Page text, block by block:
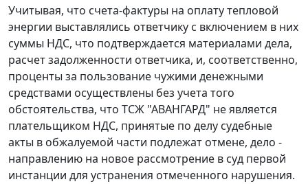
Учитывая, что счета-фактуры на оплату тепловой
энергии выставлялись ответчику с включением в них
суммы НДС, что подтверждается материалами дела,
расчет задолженности ответчика, и, соответственно,
проценты за пользование чужими денежными
средствами осуществлены без учета того
обстоятельства, что ТСЖ "АВАНГАРД" не является
плательщиком НДС, принятые по делу судебные
акты в обжалуемой части подлежат отмене, дело -
направлению на новое рассмотрение в суд первой
инстанции для устранения отмеченного нарушения.